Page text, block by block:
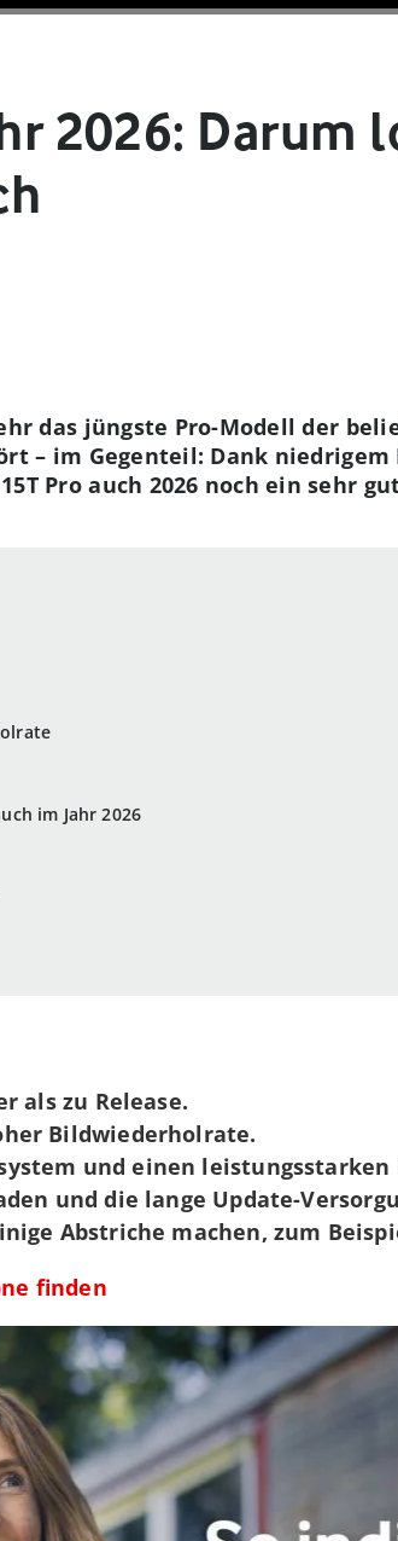
2026: Darum
im Jahr 2026
das jüngste Pro-Modell der
– im Gegenteil: Dank niedrigem
Pro auch 2026 noch ein sehr
als zu Release.
Bildwiederholrate.
und einen leistungsstarken
und die lange Update-
Abstriche machen, zum
finden